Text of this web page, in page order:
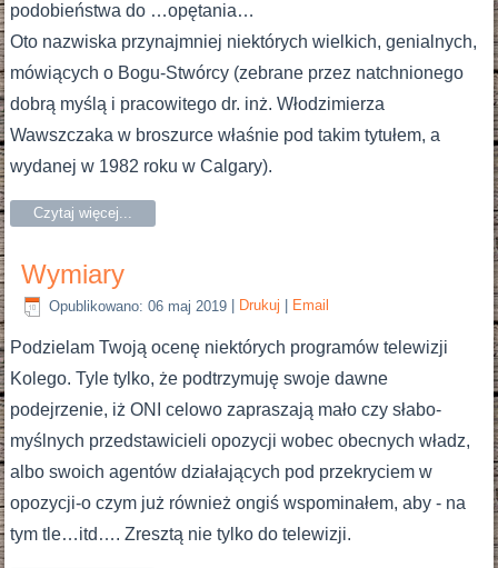
podobieństwa do …opętania…
Oto nazwiska przynajmniej niektórych wielkich, genialnych,
mówiących o Bogu-Stwórcy (zebrane przez natchnionego
dobrą myślą i pracowitego dr. inż. Włodzimierza
Wawszczaka w broszurce właśnie pod takim tytułem, a
wydanej w 1982 roku w Calgary).
Czytaj więcej...
Wymiary
Opublikowano: 06 maj 2019 Drukuj Email
Podzielam Twoją ocenę niektórych programów telewizji
Kolego. Tyle tylko, że podtrzymuję swoje dawne
podejrzenie, iż ONI celowo zapraszają mało czy słabo-
myślnych przedstawicieli opozycji wobec obecnych władz,
albo swoich agentów działających pod przekryciem w
opozycji-o czym już również ongiś wspominałem, aby - na
tym tle…itd…. Zresztą nie tylko do telewizji.